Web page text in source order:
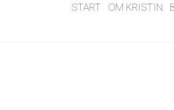
START OM KRISTIN